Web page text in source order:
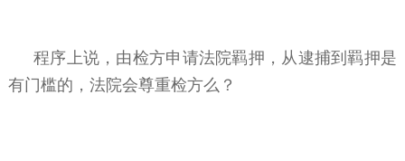
程序上说，由检方申请法院羁押，从逮捕到羁押是
有门槛的，法院会尊重检方么？